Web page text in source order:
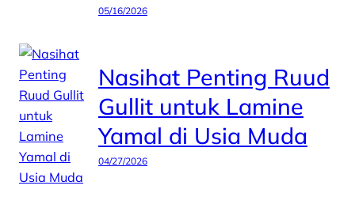
05/16/2026
Nasihat Penting Ruud
Gullit untuk Lamine
Yamal di Usia Muda
04/27/2026